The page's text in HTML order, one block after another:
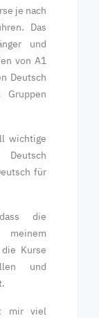
je nach
Das
und
von A1
Deutsch
wichtige
für
die
Kurse
und
mir viel